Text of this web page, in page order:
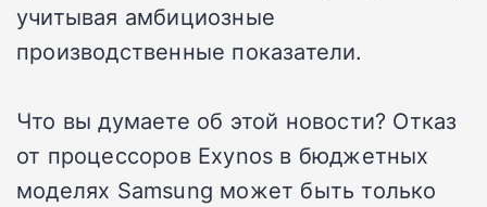
учитывая амбициозные
производственные показатели.
Что вы думаете об этой новости? Отказ
от процессоров Exynos в бюджетных
моделях Samsung может быть только